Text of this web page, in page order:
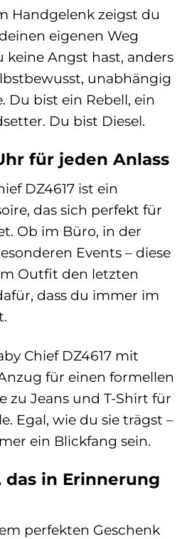
Handgelenk zeigst du
eigenen Weg
keine Angst hast, anders
unabhängig
Du bist ein Rebell, ein
Du bist Diesel.
für jeden Anlass
DZ4617 ist ein
das sich perfekt für
Ob im Büro, in der
Events – diese
Outfit den letzten
dass du immer im
Chief DZ4617 mit
für einen formellen
zu Jeans und T-Shirt für
Egal, wie du sie trägst –
ein Blickfang sein.
das in Erinnerung
perfekten Geschenk